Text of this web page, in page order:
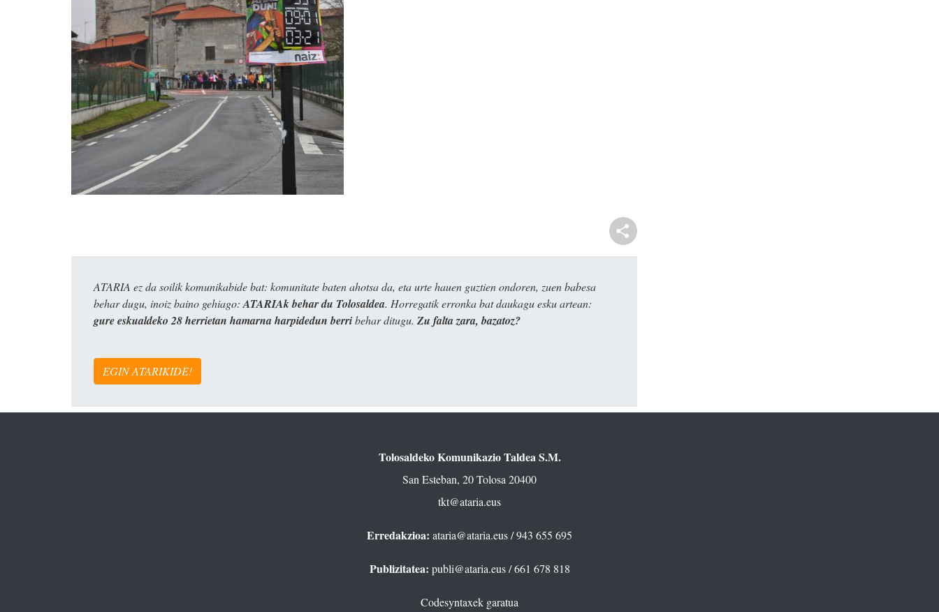
ATARIA ez da soilik komunikabide bat: komunitate baten ahotsa da, eta urte hauen guztien ondoren, zuen babesa
behar dugu, inoiz baino gehiago:ATARIAk behar du Tolosaldea. Horregatik erronka bat daukagu esku artean:
gure eskualdeko 28 herrietan hamarna harpidedun berribehar ditugu. Zu falta zara, bazatoz?
EGIN ATARIKIDE!
Tolosaldeko Komunikazio Taldea S.M.
San Esteban, 20 Tolosa 20400
tkt@ataria.eus
Erredakzioa: ataria@ataria.eus/ 943 655 695
Publizitatea: publi@ataria.eus/ 661 678 818
Codesyntaxek garatua